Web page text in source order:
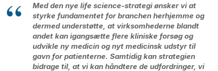
Med den nye life science-strategi ønsker vi at
styrke fundamentet for branchen herhjemme og
dermed understøtte, at virksomhederne blandt
andet kan igangsætte flere kliniske forsøg og
udvikle ny medicin og nyt medicinsk udstyr til
gavn for patienterne. Samtidig kan strategien
bidrage til, at vi kan håndtere de udfordringer, vi